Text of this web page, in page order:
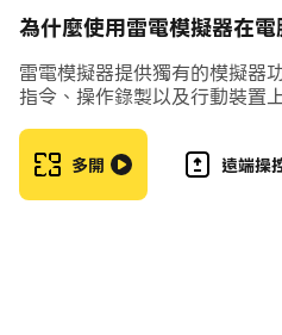
【互動養成 禦子相伴】
選秀宴會、養娃聯姻、冊封太
廷日常，增加互動樂趣！
【共築行宮 自由裝飾】
建立行宮與好友互動，還有超
你的專屬空間！
為什麼使用雷電模擬器在
雷電模擬器提供獨有的模擬器
指令、操作錄製以及行動裝置
多開 遠端操